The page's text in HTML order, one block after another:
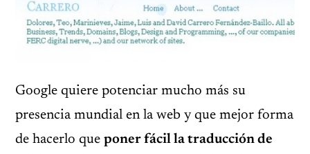
Google quiere potenciar mucho más su
presencia mundial en la web y que mejor forma
de hacerlo que poner fácil la traducción de